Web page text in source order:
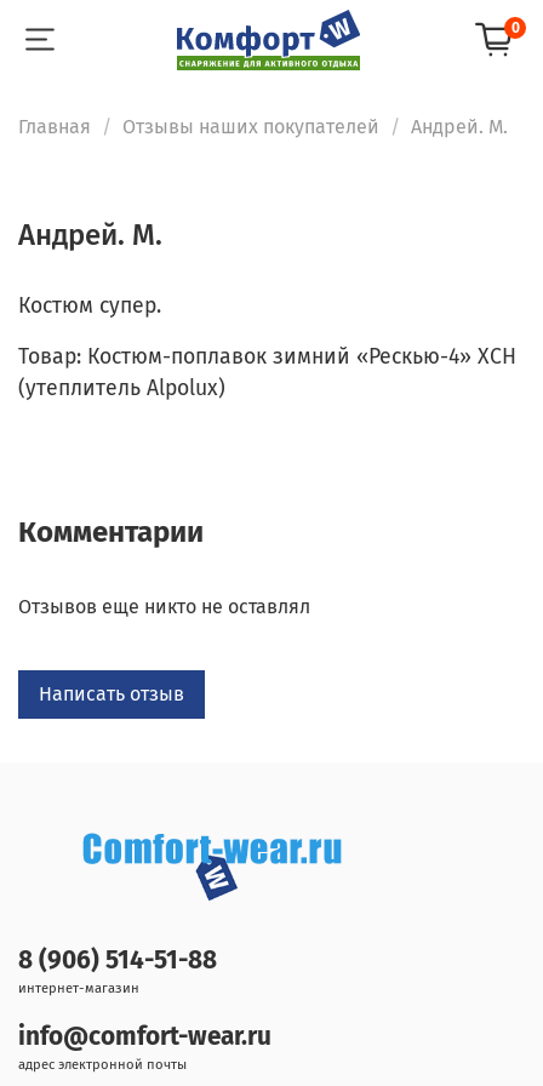
0
Главная Отзывы наших покупателей Андрей. М.
Андрей. М.
Костюм супер.
Товар: Костюм-поплавок зимний «Рескью-4» ХСН
(утеплитель Alpolux)
Комментарии
Отзывов еще никто не оставлял
Написать отзыв
8 (906) 514-51-88
интернет-магазин
info@comfort-wear.ru
адрес электронной почты